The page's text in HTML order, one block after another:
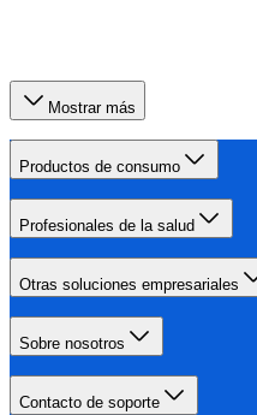
Mostrar más
Productos de consumo
Profesionales de la salud
Otras soluciones empresariales
Sobre nosotros
Contacto de soporte